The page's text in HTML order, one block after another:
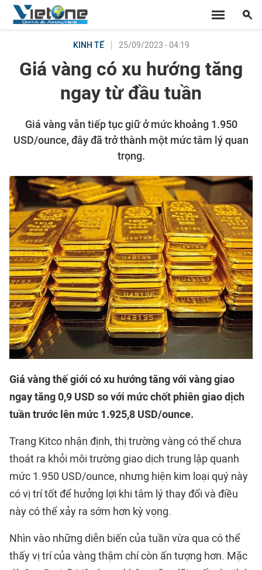
KINH TẾ 25/09/2023 - 04:19
Giá vàng có xu hướng tăng
ngay từ đầu tuần
Giá vàng vẫn tiếp tục giữ ở mức khoảng 1.950
USD/ounce, đây đã trở thành một mức tâm lý quan
trọng.
Giá vàng thế giới có xu hướng tăng với vàng giao
ngay tăng 0,9 USD so với mức chốt phiên giao dịch
tuần trước lên mức 1.925,8 USD/ounce.
Trang Kitco nhận định, thị trường vàng có thể chưa
thoát ra khỏi môi trường giao dịch trung lập quanh
mức 1.950 USD/ounce, nhưng hiện kim loại quý này
có vị trí tốt để hưởng lợi khi tâm lý thay đổi và điều
này có thể xảy ra sớm hơn kỳ vọng.
Nhìn vào những diễn biến của tuần vừa qua có thể
thấy vị trí của vàng thậm chí còn ấn tượng hơn. Mặc